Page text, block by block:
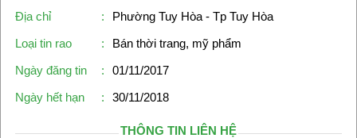
Địa chỉ :
Phường Tuy Hòa - Tp Tuy Hòa
Loại tin rao
:
Bán thời trang, mỹ phẩm
Ngày đăng tin
:
01/11/2017
Ngày hết hạn
: 30/11/2018
THÔNG TIN LIÊN HỆ